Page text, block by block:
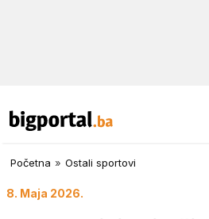
Početna » Ostali sportovi
8. Maja 2026.